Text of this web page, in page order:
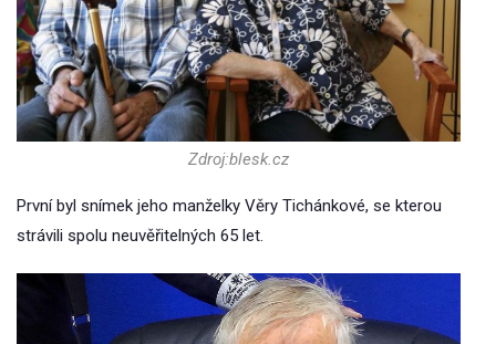
Zdroj:blesk.cz
První byl snímek jeho manželky Věry Tichánkové, se kterou
strávili spolu neuvěřitelných 65 let.